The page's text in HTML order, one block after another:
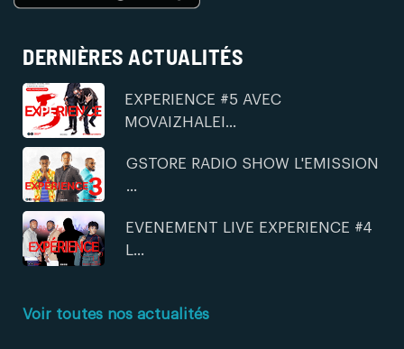
DERNIÈRES ACTUALITÉS
EXPERIENCE #5 AVEC
MOVAIZHALEI...
GSTORE RADIO SHOW L'EMISSION
...
EVENEMENT LIVE EXPERIENCE #4
L...
Voir toutes nos actualités